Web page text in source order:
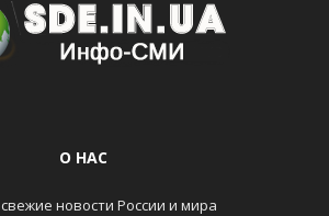
О НАС
новости России и мира